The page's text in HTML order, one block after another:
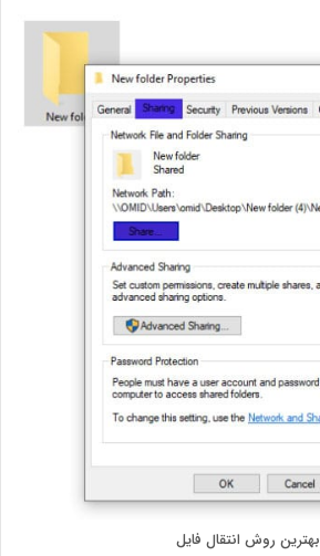
بهترین روش انتقال فایل